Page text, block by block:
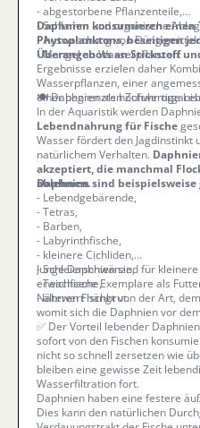
- abgestorbene Pflanzenteile,
- Schlamm und organische
- Auswaschung von
- Mangel an Wasserpflanzen.
Daphnien konsumieren
Phytoplanktons, beseitigen
Überangebots an Stickstoff
Ergebnisse erzielen daher
Wasserpflanzen, einer
einer begrenzten Zufuhr
🍽️ Daphnien als hochwertige
In der Aquaristik werden
Lebendnahrung für Fische
Wasser fördert den Jagdinstinkt
natürlichem Verhalten.
akzeptiert, die manchmal
ablehnen.
Daphnien sind beispielsweise
- Lebendgebärende,
- Tetras,
- Barben,
- Labyrinthfische,
- kleinere Cichliden,
- Schleierschwänze,
- Teichfische,
- älteren Fischbrut.
Junge Daphnien sind für
erwachsene Exemplare als
Nährwert hängt von der Art,
womit sich die Daphnien vor
✅ Der Vorteil lebender
sofort von den Fischen
nicht so schnell zersetzen wie
bleiben eine gewisse Zeit
Wasserfiltration fort.
Daphnien haben eine festere
Dies kann den natürlichen